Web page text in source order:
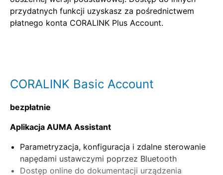
przydatnych funkcji uzyskasz za pośrednictwem
płatnego konta CORALINK Plus Account.
CORALINK Basic Account
bezpłatnie
Aplikacja AUMA Assistant
Parametryzacja, konfiguracja i zdalne sterowanie
napędami ustawczymi poprzez Bluetooth
Dostęp online do dokumentacji urządzenia